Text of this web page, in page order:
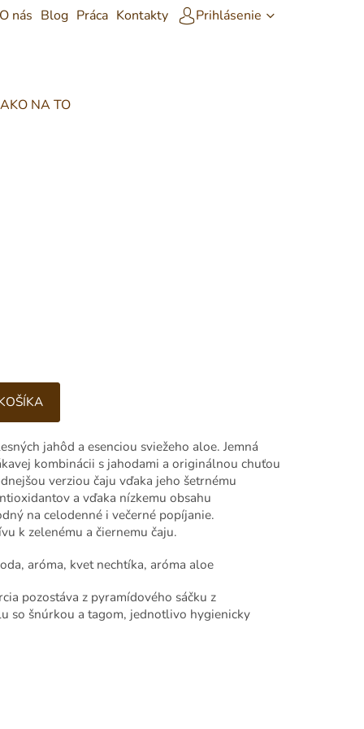
O nás Blog Práca Kontakty Prihlásenie
AKO NA TO
jahôd a esenciou sviežeho aloe. Jemná
kombinácii s jahodami a originálnou chuťou
verziou čaju vďaka jeho šetrnému
a vďaka nízkemu obsahu
na celodenné i večerné popíjanie.
k zelenému a čiernemu čaju.
aróma, kvet nechtíka, aróma aloe
pozostáva z pyramídového sáčku z
so šnúrkou a tagom, jednotlivo hygienicky